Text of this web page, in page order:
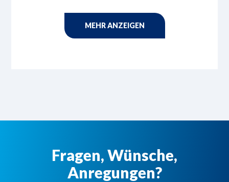
MEHR ANZEIGEN
Fragen, Wünsche,
Anregungen?